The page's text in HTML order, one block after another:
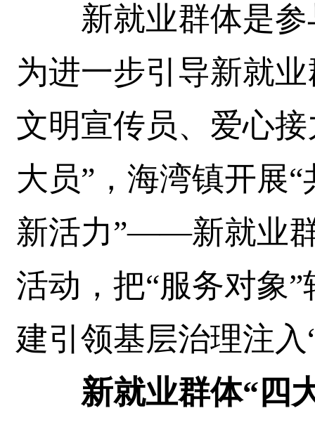
新就业群体是参
为进一步引导新就
文明宣传员、爱心
大员”，海湾镇开展
新活力”——新就业
活动，把“服务对象
建引领基层治理注入
新就业群体“四